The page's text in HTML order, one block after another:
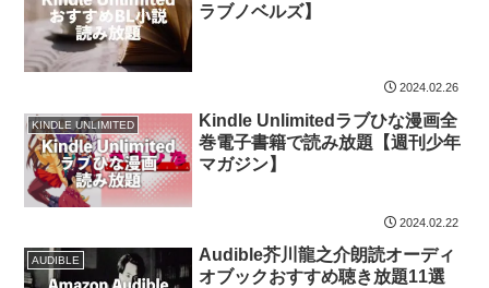
ラブノベルズ】
2024.02.26
KINDLE UNLIMITED
Kindle Unlimitedラブひな漫画全
巻電子書籍で読み放題【週刊少年
マガジン】
2024.02.22
AUDIBLE
Audible芥川龍之介朗読オーディ
オブックおすすめ聴き放題11選